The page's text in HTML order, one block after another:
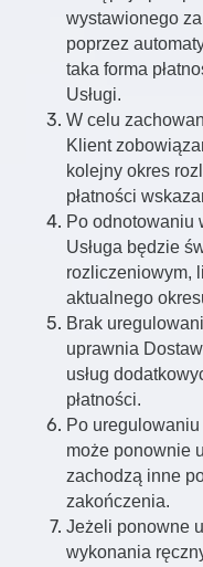
wystawionego
poprzez
taka forma
Usługi.
W celu
Klient
kolejny okres
płatności
Po odnotowaniu
Usługa będzie
rozliczeniowym,
aktualnego
Brak
uprawnia
usług
płatności.
Po
może ponownie
zachodzą inne
zakończenia.
Jeżeli ponowne
wykonania